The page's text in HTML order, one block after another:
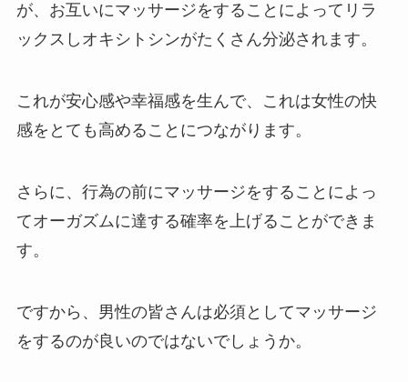
が、お互いにマッサージをすることによってリラ
ックスしオキシトシンがたくさん分泌されます。
これが安心感や幸福感を生んで、これは女性の快
感をとても高めることにつながります。
さらに、行為の前にマッサージをすることによっ
てオーガズムに達する確率を上げることができま
す。
ですから、男性の皆さんは必須としてマッサージ
をするのが良いのではないでしょうか。